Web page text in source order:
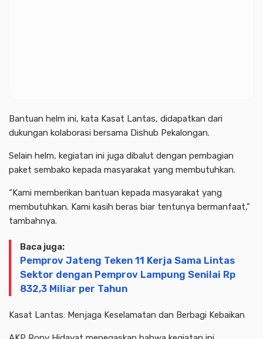
Bantuan helm ini, kata Kasat Lantas, didapatkan dari
dukungan kolaborasi bersama Dishub Pekalongan.
Selain helm, kegiatan ini juga dibalut dengan pembagian
paket sembako kepada masyarakat yang membutuhkan.
“Kami memberikan bantuan kepada masyarakat yang
membutuhkan. Kami kasih beras biar tentunya bermanfaat,”
tambahnya.
Baca juga:
Pemprov Jateng Teken 11 Kerja Sama Lintas
Sektor dengan Pemprov Lampung Senilai Rp
832,3 Miliar per Tahun
Kasat Lantas: Menjaga Keselamatan dan Berbagi Kebaikan